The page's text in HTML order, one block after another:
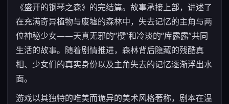
《盛开的钢琴之森》的完结篇。故事承接上部，讲述了
在充满奇异植物与废墟的森林中，失去记忆的主角与两
位神秘少女——天真无邪的“樱”和冷淡的“库露露”共同
生活的故事。随着剧情推进，森林背后隐藏的残酷真
相、少女们的真实身份以及主角失去的记忆逐渐浮出水
面。
游戏以其独特的唯美而诡异的美术风格著称，剧本在温